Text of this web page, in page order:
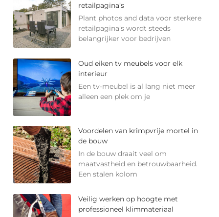
retailpagina’s
Plant photos and data voor sterkere
retailpagina’s wordt steeds
belangrijker voor bedrijven
Oud eiken tv meubels voor elk
interieur
Een tv-meubel is al lang niet meer
alleen een plek om je
Voordelen van krimpvrije mortel in
de bouw
In de bouw draait veel om
maatvastheid en betrouwbaarheid.
Een stalen kolom
Veilig werken op hoogte met
professioneel klimmateriaal